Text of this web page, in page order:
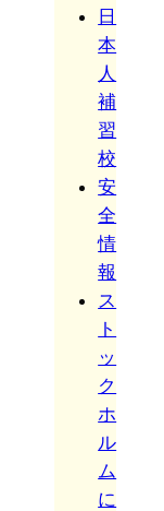
日
本
人
補
習
校
安
全
情
報
ス
ト
ッ
ク
ホ
ル
ム
に